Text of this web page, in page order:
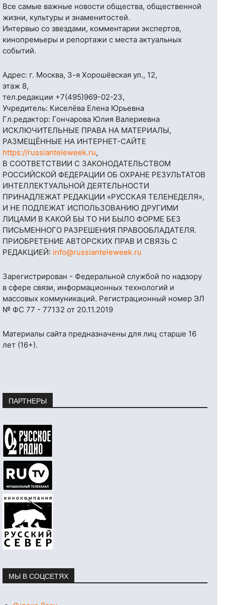
Все самые важные новости общества, общественной
жизни, культуры и знаменитостей.
Интервью со звездами, комментарии экспертов,
кинопремьеры и репортажи с места актуальных
событий.
Адрес: г. Москва, 3-я Хорошёвская ул., 12,
этаж 8,
тел.редакции +7(495)969-02-23,
Учредитель: Киселёва Елена Юрьевна
Гл.редактор: Гончарова Юлия Валериевна
ИСКЛЮЧИТЕЛЬНЫЕ ПРАВА НА МАТЕРИАЛЫ,
РАЗМЕЩЁННЫЕ НА ИНТЕРНЕТ-САЙТЕ
https://russianteleweek.ru,
В СООТВЕТСТВИИ С ЗАКОНОДАТЕЛЬСТВОМ
РОССИЙСКОЙ ФЕДЕРАЦИИ ОБ ОХРАНЕ РЕЗУЛЬТАТОВ
ИНТЕЛЛЕКТУАЛЬНОЙ ДЕЯТЕЛЬНОСТИ
ПРИНАДЛЕЖАТ РЕДАКЦИИ «РУССКАЯ ТЕЛЕНЕДЕЛЯ»,
И НЕ ПОДЛЕЖАТ ИСПОЛЬЗОВАНИЮ ДРУГИМИ
ЛИЦАМИ В КАКОЙ БЫ ТО НИ БЫЛО ФОРМЕ БЕЗ
ПИСЬМЕННОГО РАЗРЕШЕНИЯ ПРАВООБЛАДАТЕЛЯ.
ПРИОБРЕТЕНИЕ АВТОРСКИХ ПРАВ И СВЯЗЬ С
РЕДАКЦИЕЙ: info@russianteleweek.ru
Зарегистрирован - Федеральной службой по надзору
в сфере связи, информационных технологий и
массовых коммуникаций. Регистрационный номер ЭЛ
№ ФС 77 - 77132 от 20.11.2019
Материалы сайта предназначены для лиц старше 16
лет (16+).
ПАРТНЕРЫ
МЫ В СОЦСЕТЯХ